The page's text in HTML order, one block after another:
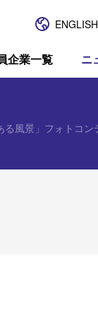
ENGLISH
企業一覧 ニ
⾵景」フォトコン